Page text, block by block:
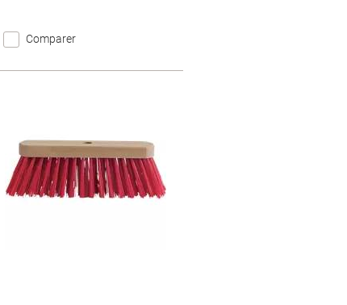
Comparer